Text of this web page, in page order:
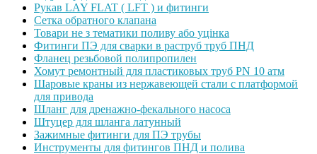
Рукав LAY FLAT ( LFT ) и фитинги
Сетка обратного клапана
Товари не з тематики поливу або уцінка
Фитинги ПЭ для сварки в раструб труб ПНД
Фланец резьбовой полипропилен
Хомут ремонтный для пластиковых труб PN 10 атм
Шаровые краны из нержавеющей стали с платформой
для привода
Шланг для дренажно-фекального насоса
Штуцер для шланга латунный
Зажимные фитинги для ПЭ трубы
Инструменты для фитингов ПНД и полива